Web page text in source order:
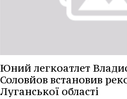
Юний легкоатлет
Соловйов встановив
Луганської області